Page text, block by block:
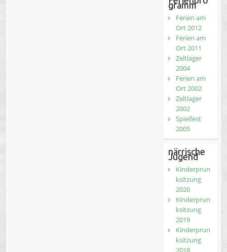
gramm
Ferien am
Ort 2012
Ferien am
Ort 2011
Zeltlager
2004
Ferien am
Ort 2002
Zeltlager
2002
Spielfest
2005
närrische
Jugend
Kinderprun
ksitzung
2020
Kinderprun
ksitzung
2019
Kinderprun
ksitzung
2018